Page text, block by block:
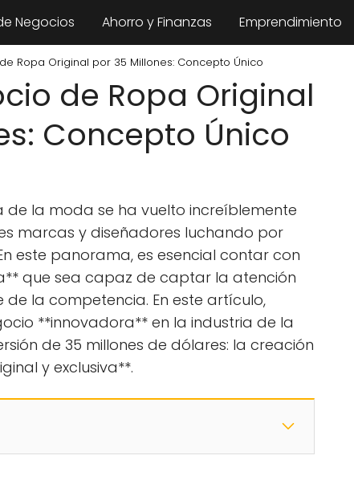
Negocios Ahorro y Finanzas Emprendimiento
Ropa Original por 35 Millones: Concepto Único
de Ropa Original
Concepto Único
de la moda se ha vuelto increíblemente
marcas y diseñadores luchando por
este panorama, es esencial contar con
que sea capaz de captar la atención
la competencia. En este artículo,
**innovadora** en la industria de la
de 35 millones de dólares: la creación
y exclusiva**.